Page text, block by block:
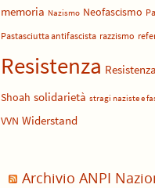
memoria Nazismo Neofascismo
Pastasciutta antifascista razzismo
Resistenza
Shoah solidarietà stragi naziste e
VVN Widerstand
Archivio ANPI